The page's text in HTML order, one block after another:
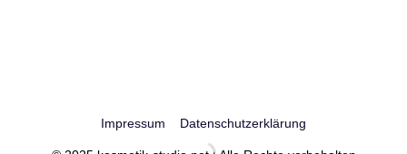
Impressum Datenschutzerklärung